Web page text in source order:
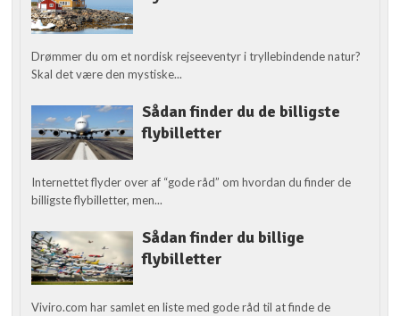
Drømmer du om et nordisk rejseeventyr i tryllebindende natur?
Skal det være den mystiske...
Sådan finder du de billigste
flybilletter
Internettet flyder over af “gode råd” om hvordan du finder de
billigste flybilletter, men...
Sådan finder du billige
flybilletter
Viviro.com har samlet en liste med gode råd til at finde de